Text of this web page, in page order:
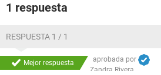
1 respuesta
RESPUESTA 1 / 1
Mejor respuesta
aprobada por
Zandra Rivera